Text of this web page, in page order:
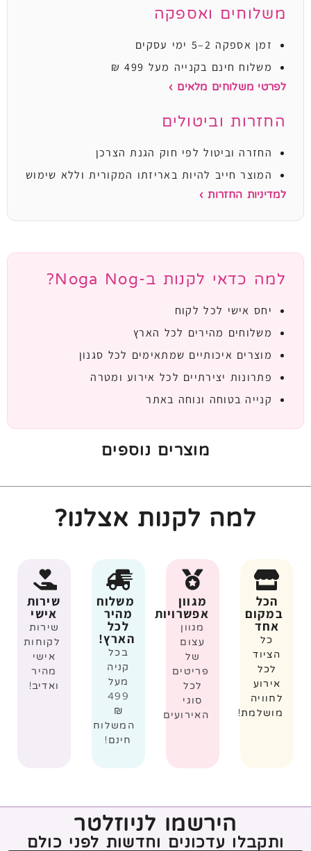
משלוחים ואספקה
זמן אספקה 2–5 ימי עסקים
משלוח חינם בקנייה מעל 499 ₪
לפרטי משלוחים מלאים ›
החזרות וביטולים
החזרה וביטול לפי חוק הגנת הצרכן
המוצר חייב להיות באריזתו המקורית וללא שימוש
למדיניות החזרות ›
למה כדאי לקנות ב-Noga Nog?
יחס אישי לכל לקוח
משלוחים מהירים לכל הארץ
מוצרים איכותיים שמתאימים לכל סגנון
פתרונות יצירתיים לכל אירוע ומטרה
קנייה בטוחה ונוחה באתר
מוצרים נוספים
למה לקנות אצלנו?
הכל
במקום
אחד
כל
הציוד
לכל
אירוע
לחוויה
מושלמת!
מגוון
אפשרויות
מגוון
עצום
של
פריטים
לכל
סוגי
האירועים
משלוח
מהיר
לכל
הארץ!
בכל
קניה
מעל
499
₪
המשלוח
חינם!
שירות
אישי
שירות
לקוחות
אישי
מהיר
ואדיב!
הירשמו לניוזלטר
ותקבלו עדכונים וחדשות לפני כולם